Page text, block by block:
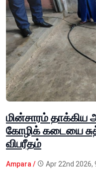
மின்சாரம் தாக்கிய
கோழிக் கடையை
விபரீதம்
Ampara / Apr 22nd 2026,